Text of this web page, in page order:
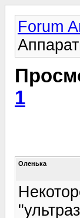
Forum
1
Оленька